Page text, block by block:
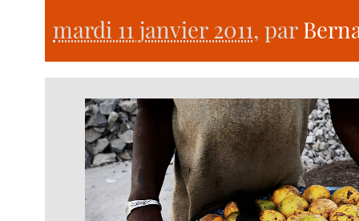
mardi 11 janvier 2011, par